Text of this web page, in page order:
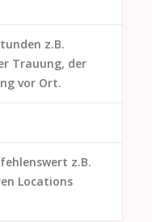
z.B.
Trauung, der
vor Ort.
z.B.
Locations